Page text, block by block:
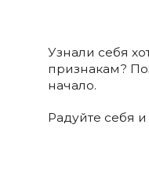
Узнали себя
признакам?
начало.
Радуйте себя